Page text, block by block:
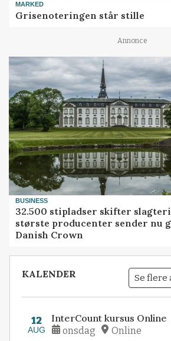
MARKED
Grisenoteringen står stille
Annonce
BUSINESS
32.500 stipladser skifter
største producenter sender nu
Danish Crown
KALENDER Se flere
12
AUG
InterCount kursus Online
onsdag Online